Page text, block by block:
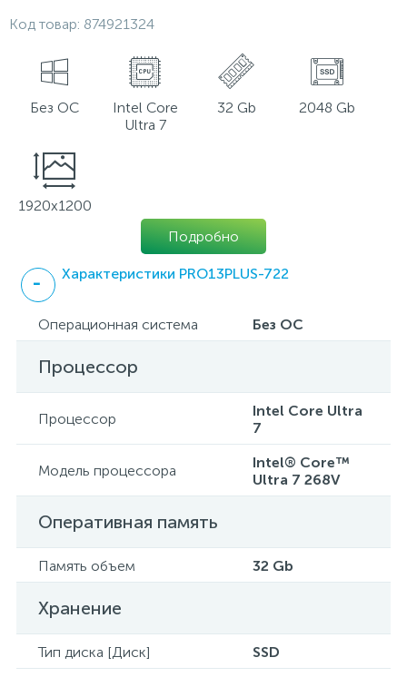
Код товар: 874921324
Без ОС
Intel Core
Ultra 7
32 Gb 2048 Gb
1920x1200
Подробно
Характеристики PRO13PLUS-722
Операционная система Без ОС
Процессор
Процессор
Intel Core Ultra
7
Модель процессора
Intel® Core™
Ultra 7 268V
Оперативная память
Память объем 32 Gb
Хранение
Тип диска [Диск]
SSD